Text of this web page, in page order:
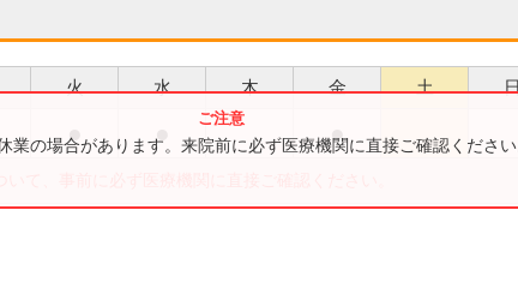
火 水 木 金 土
● ● ●
て、事前に必ず医療機関に直接ご確認ください。
業の場合があります。来院前に必ず医療機関に直接ご確認ください